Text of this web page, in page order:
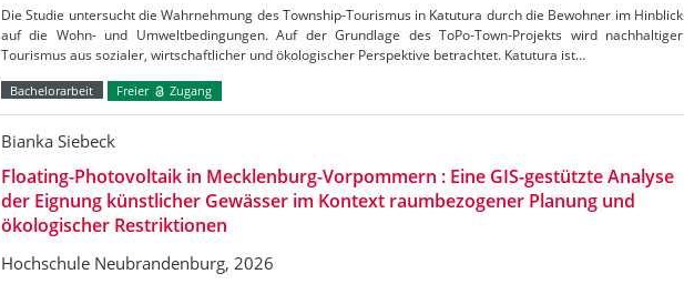
Die Studie untersucht die Wahrnehmung des Township-Tourismus in Katutura durch die Bewohner im Hinblick
auf die Wohn- und Umweltbedingungen. Auf der Grundlage des ToPo-Town-Projekts wird nachhaltiger
Tourismus aus sozialer, wirtschaftlicher und ökologischer Perspektive betrachtet. Katutura ist…
Bachelorarbeit Freier Zugang
Bianka Siebeck
Floating-Photovoltaik in Mecklenburg-Vorpommern : Eine GIS-gestützte Analyse
der Eignung künstlicher Gewässer im Kontext raumbezogener Planung und
ökologischer Restriktionen
Hochschule Neubrandenburg, 2026